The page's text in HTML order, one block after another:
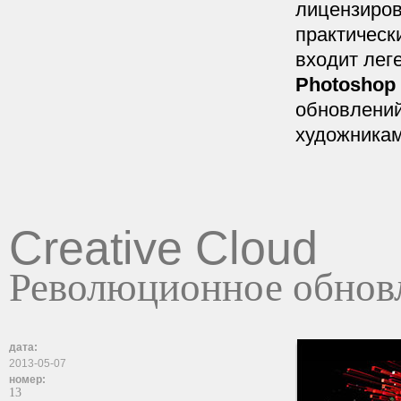
входит
Photoshop
Creative Cloud
Революционное
дата:
2013-05-07
номер:
13